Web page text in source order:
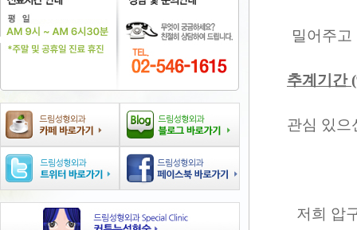
밀어주
추계기간
관심 있으
저희 압